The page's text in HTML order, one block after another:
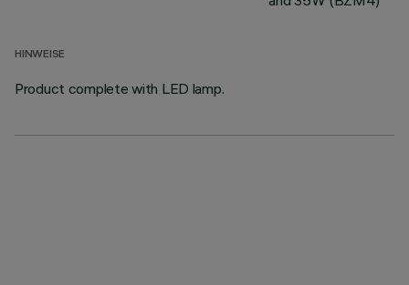
HINWEISE
Product complete with LED lamp.